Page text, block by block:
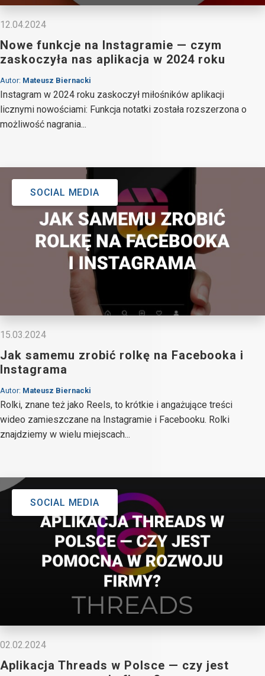
12.04.2024
Nowe funkcje na Instagramie — czym
zaskoczyła nas aplikacja w 2024 roku
Autor: Mateusz Biernacki
Instagram w 2024 roku zaskoczył miłośników aplikacji
licznymi nowościami: Funkcja notatki została rozszerzona o
możliwość nagrania...
SOCIAL MEDIA
15.03.2024
Jak samemu zrobić rolkę na Facebooka i
Instagrama
Autor: Mateusz Biernacki
Rolki, znane też jako Reels, to krótkie i angażujące treści
wideo zamieszczane na Instagramie i Facebooku. Rolki
znajdziemy w wielu miejscach...
SOCIAL MEDIA
02.02.2024
Aplikacja Threads w Polsce — czy jest